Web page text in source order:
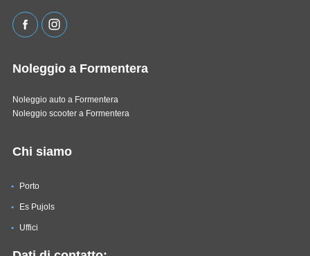
Noleggio a Formentera
Noleggio auto a Formentera
Noleggio scooter a Formentera
Chi siamo
Porto
Es Pujols
Uffici